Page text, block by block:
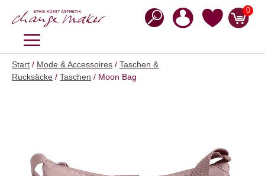
Inhalt
0
MENÜ
Start / Mode & Accessoires / Taschen &
Rucksäcke / Taschen / Moon Bag